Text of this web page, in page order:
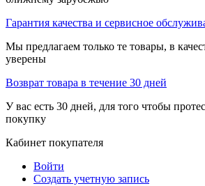
Гарантия качества и сервисное
Мы предлагаем только те товары, в
уверены
Возврат товара в течение 30 дней
У вас есть 30 дней, для того чтобы
покупку
Кабинет покупателя
Войти
Создать учетную запись